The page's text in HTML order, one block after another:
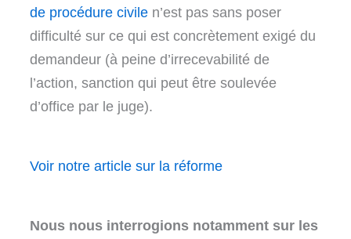
de procédure civile n’est pas sans poser
difficulté sur ce qui est concrètement exigé du
demandeur (à peine d’irrecevabilité de
l’action, sanction qui peut être soulevée
d’office par le juge).
Voir notre article sur la réforme
Nous nous interrogions notamment sur les